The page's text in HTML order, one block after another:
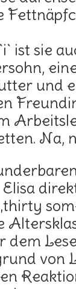
ist sie
und
Na,
dem
von